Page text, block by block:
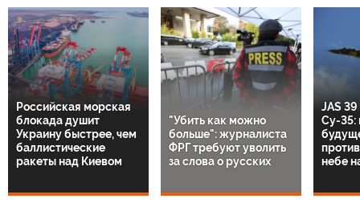
Российская морская
блокада душит
Украину быстрее, чем
баллистические
ракеты над Киевом
"Убить как можно
больше": журналиста
ФРГ требуют уволить
за слова о русских
JAS
Су-35:
небе